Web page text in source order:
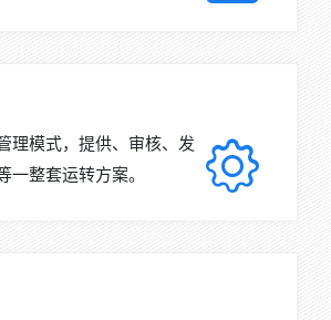
理模式，提供、审核、发
一整套运转方案。